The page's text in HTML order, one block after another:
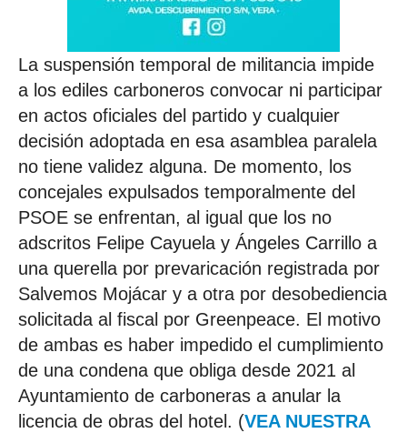
La suspensión temporal de militancia impide
a los ediles carboneros convocar ni participar
en actos oficiales del partido y cualquier
decisión adoptada en esa asamblea paralela
no tiene validez alguna. De momento, los
concejales expulsados temporalmente del
PSOE se enfrentan, al igual que los no
adscritos Felipe Cayuela y Ángeles Carrillo a
una querella por prevaricación registrada por
Salvemos Mojácar y a otra por desobediencia
solicitada al fiscal por Greenpeace. El motivo
de ambas es haber impedido el cumplimiento
de una condena que obliga desde 2021 al
Ayuntamiento de carboneras a anular la
licencia de obras del hotel. (VEA NUESTRA